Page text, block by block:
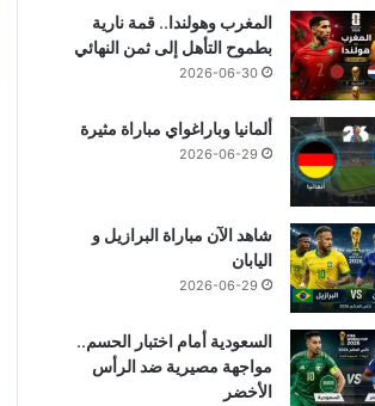
المغرب وهولندا.. قمة نارية
بطموح التأهل إلى ثمن النهائي
2026-06-30
ألمانيا وباراغواي مباراة مثيرة
2026-06-29
شاهد الآن مباراة البرازيل و
اليابان
2026-06-29
السعودية أمام اختبار الحسم..
مواجهة مصيرية ضد الرأس
الأخضر